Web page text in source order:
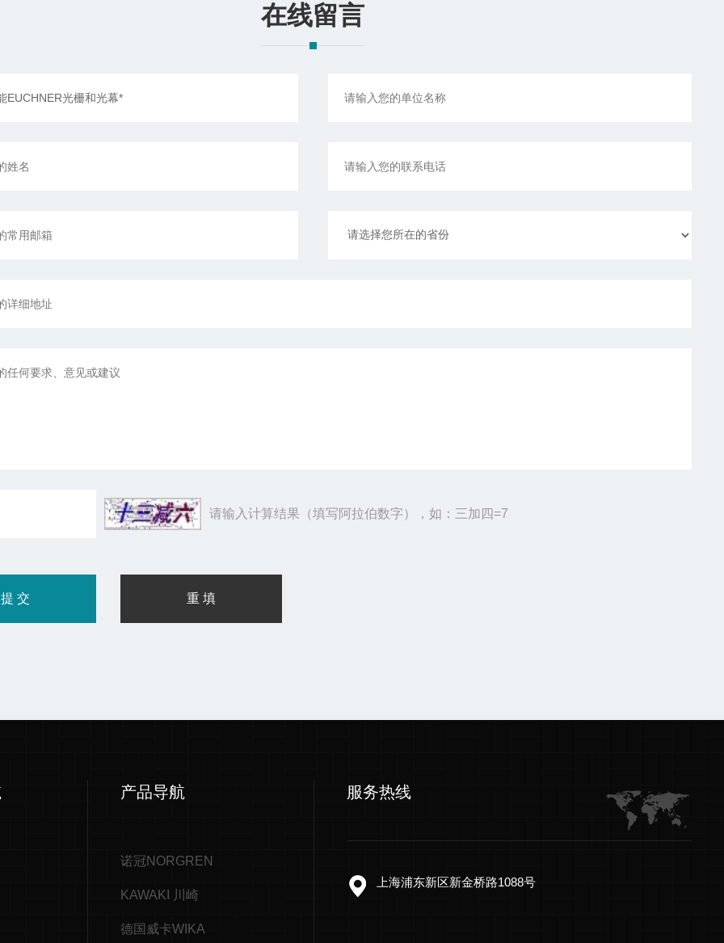
在线留言
请输入计算结果（填写阿拉伯数字），如：三加四=7
产品导航
诺冠NORGREN
KAWAKI 川崎
德国威卡WIKA
服务热线
上海浦东新区新金桥路1088号